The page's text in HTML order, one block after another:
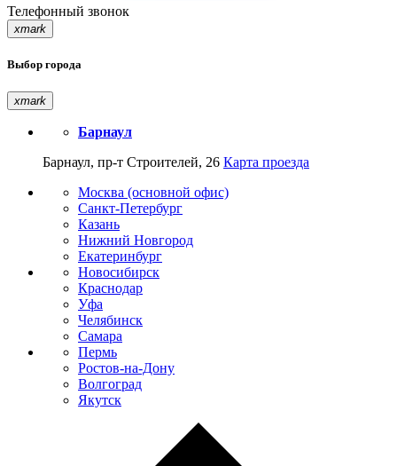
Телефонный звонок
xmark
Выбор города
xmark
Барнаул
Барнаул, пр-т Строителей, 26 Карта проезда
Москва (основной офис)
Санкт-Петербург
Казань
Нижний Новгород
Екатеринбург
Новосибирск
Краснодар
Уфа
Челябинск
Самара
Пермь
Ростов-на-Дону
Волгоград
Якутск